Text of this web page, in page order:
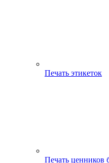
Печать этикеток
Печать ценников